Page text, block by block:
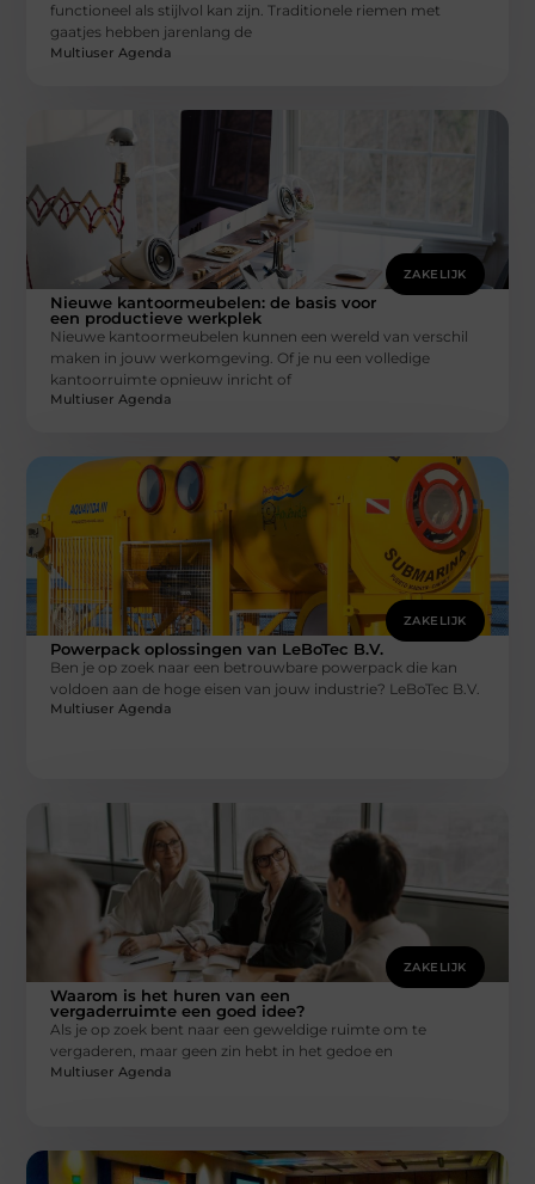
functioneel als stijlvol kan zijn. Traditionele riemen met
gaatjes hebben jarenlang de
Multiuser Agenda
ZAKELIJK
Nieuwe kantoormeubelen: de basis voor
een productieve werkplek
Nieuwe kantoormeubelen kunnen een wereld van verschil
maken in jouw werkomgeving. Of je nu een volledige
kantoorruimte opnieuw inricht of
Multiuser Agenda
ZAKELIJK
Powerpack oplossingen van LeBoTec B.V.
Ben je op zoek naar een betrouwbare powerpack die kan
voldoen aan de hoge eisen van jouw industrie? LeBoTec B.V.
Multiuser Agenda
ZAKELIJK
Waarom is het huren van een
vergaderruimte een goed idee?
Als je op zoek bent naar een geweldige ruimte om te
vergaderen, maar geen zin hebt in het gedoe en
Multiuser Agenda